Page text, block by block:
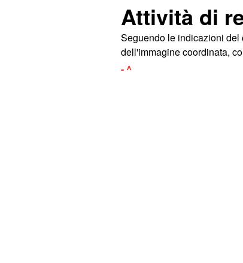
Attività di
Seguendo le indicazioni del
dell'immagine coordinata,
- ^